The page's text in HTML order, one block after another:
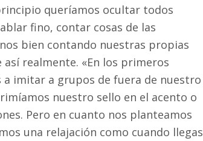
queríamos ocultar todos
fino, contar cosas de las
bien contando nuestras propias
realmente. «En los primeros
imitar a grupos de fuera de nuestro
nuestro sello en el acento o
Pero en cuanto nos planteamos
una relajación como cuando llegas